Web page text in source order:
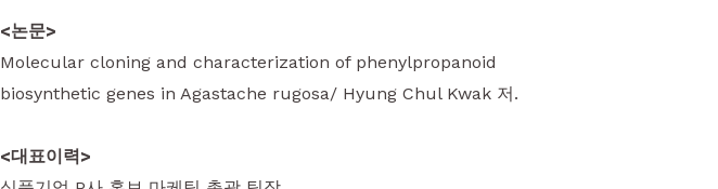
<논문>
Molecular cloning and characterization of phenylpropanoid
biosynthetic genes in Agastache rugosa/ Hyung Chul Kwak 저.
<대표이력>